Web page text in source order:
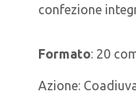
confezione
Formato: 20
Azione: